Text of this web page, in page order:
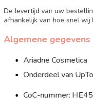
De levertijd van uw
afhankelijk van hoe snel wij
Algemene gegevens
Ariadne Cosmetica
Onderdeel van
CoC-nummer: